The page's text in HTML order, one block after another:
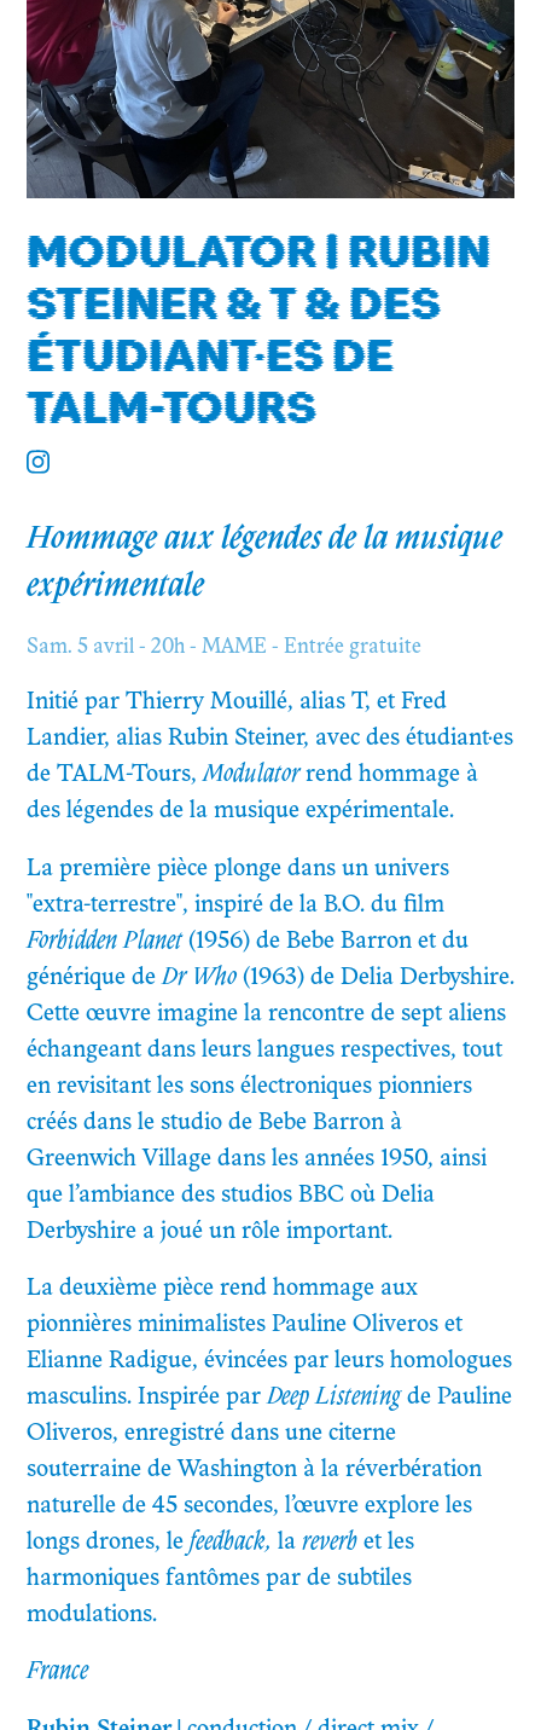
MODULATOR | RUBIN
STEINER & T & DES
ÉTUDIANT·ES DE
TALM-TOURS
Hommage aux légendes de la musique
expérimentale
Sam. 5 avril - 20h - MAME - Entrée gratuite
Initié par Thierry Mouillé, alias T, et Fred
Landier, alias Rubin Steiner, avec des étudiant·es
de TALM-Tours,Modulatorrend hommage à
des légendes de la musique expérimentale.
La première pièce plonge dans un univers
"extra-terrestre", inspiré de la B.O. du film
Forbidden Planet(1956) de Bebe Barron et du
générique deDr Who(1963) de Delia Derbyshire.
Cette œuvre imagine la rencontre de sept aliens
échangeant dans leurs langues respectives, tout
en revisitant les sons électroniques pionniers
créés dans le studio de Bebe Barron à
Greenwich Village dans les années 1950, ainsi
que l’ambiance des studios BBC où Delia
Derbyshire a joué un rôle important.
La deuxième pièce rend hommage aux
pionnières minimalistes Pauline Oliveros et
Elianne Radigue, évincées par leurs homologues
masculins. Inspirée parDeep Listeningde Pauline
Oliveros, enregistré dans une citerne
souterraine de Washington à la réverbération
naturelle de 45 secondes, l’œuvre explore les
longs drones, le feedback, la reverbet les
harmoniques fantômes par de subtiles
modulations.
France